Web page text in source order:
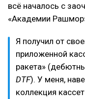
всё началось с
«Академии
Я получил от
приложенной
ракета»
DTF). У меня,
коллекция